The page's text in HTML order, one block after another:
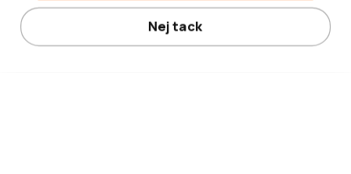
© 2026 Hobbyhallen.se
Nej tack